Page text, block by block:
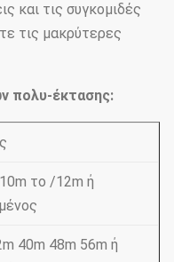
και τις συγκομιδές
τις μακρύτερες
πολυ-έκτασης:
το /12m ή
40m 48m 56m ή